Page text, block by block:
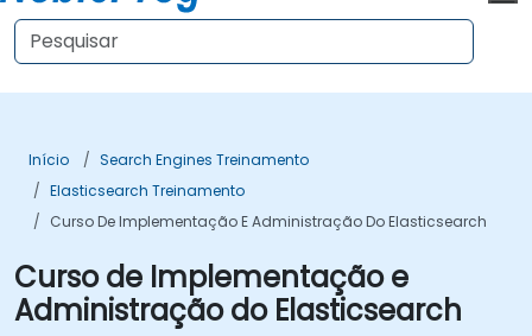
Início
Search Engines Treinamento
Elasticsearch Treinamento
Curso De Implementação E Administração Do Elasticsearch
Curso de Implementação e
Administração do Elasticsearch